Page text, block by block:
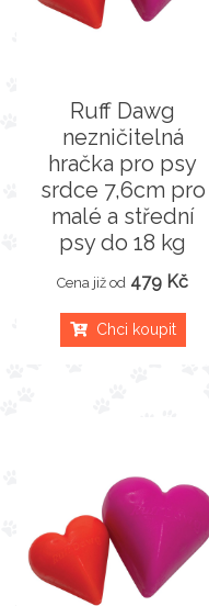
Ruff Dawg
nezničitelná
hračka pro psy
srdce 7,6cm pro
malé a střední
psy do 18 kg
Cena již od 479 Kč
Chci koupit